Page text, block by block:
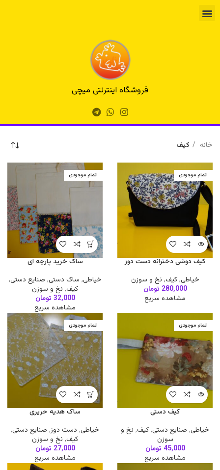
فروشگاه اینترنتی میچی
خانه کیف
اتمام موجودی
کیف دوشی دخترانه دست دوز
خیاطی,کیف, نخ و سوزن
280,000 تومان
مشاهده سریع
اتمام موجودی
ساک خرید پارچه ای
خیاطی, ساک دستی, صنایع دستی,
کیف, نخ و سوزن
32,000 تومان
مشاهده سریع
اتمام موجودی
کیف دستی
خیاطی, صنایع دستی,کیف, نخ و
سوزن
45,000 تومان
مشاهده سریع
اتمام موجودی
ساک هدیه حریری
خیاطی, دست دوز, صنایع دستی,
کیف, نخ و سوزن
27,000 تومان
مشاهده سریع